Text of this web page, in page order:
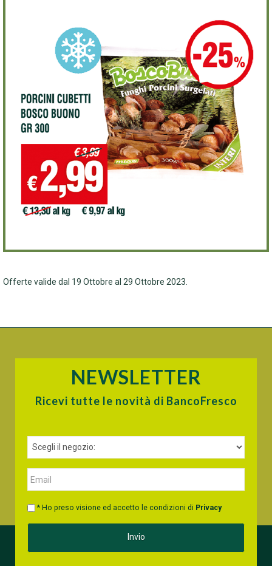
Offerte valide dal 19 Ottobre al 29 Ottobre 2023.
NEWSLETTER
Ricevi tutte le novità di BancoFresco
* Ho preso visione ed accetto le condizioni di Privacy